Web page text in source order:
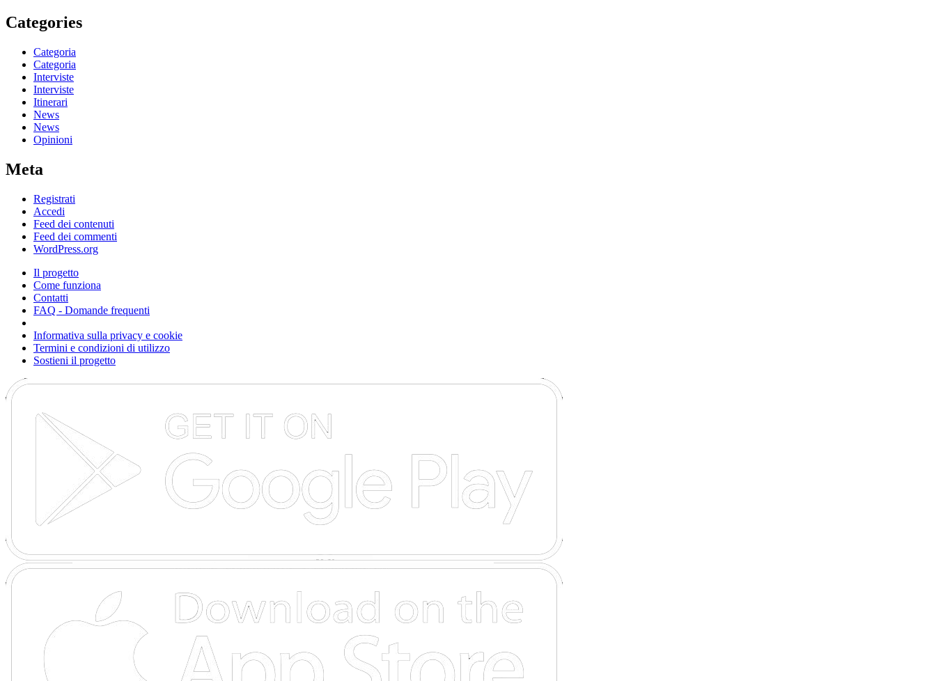
Categories
Categoria
Categoria
Interviste
Interviste
Itinerari
News
News
Opinioni
Meta
Registrati
Accedi
Feed dei contenuti
Feed dei commenti
WordPress.org
Il progetto
Come funziona
Contatti
FAQ - Domande frequenti
Informativa sulla privacy e cookie
Termini e condizioni di utilizzo
Sostieni il progetto